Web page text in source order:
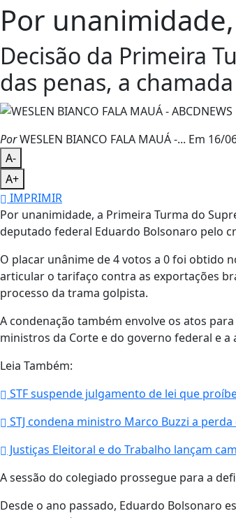
Por
Decisão da Primeira
das penas, a
PorWESLEN BIANCO FALA MAUÁ -... Em 16/
A-
A+
IMPRIMIR
Por unanimidade, a Primeira Turma do
deputado federal Eduardo Bolsonaro pelo
O placar unânime de 4 votos a 0 foi obtido
articular o tarifaço contra as exportações
processo da trama golpista.
A condenação também envolve os atos
ministros da Corte e do governo federal e a
Leia Também:
STF suspende julgamento de lei que
STJ condena ministro Marco Buzzi a
Justiças Eleitoral e do Trabalho lançam
A sessão do colegiado prossegue para a
Desde o ano passado, Eduardo Bolsonaro